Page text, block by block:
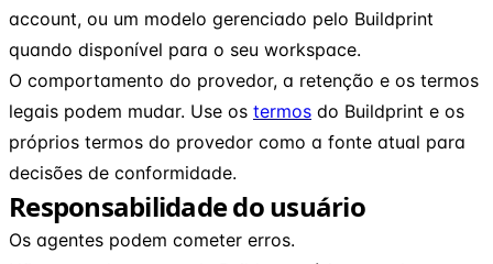
account, ou um modelo gerenciado pelo Buildprint
quando disponível para o seu workspace.
O comportamento do provedor, a retenção e os termos
legais podem mudar. Use os termos do Buildprint e os
próprios termos do provedor como a fonte atual para
decisões de conformidade.
Responsabilidade do usuário
Os agentes podem cometer erros.